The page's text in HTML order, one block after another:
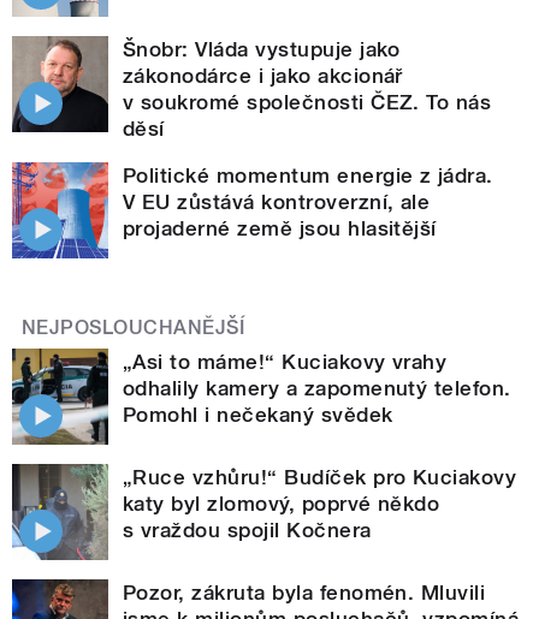
Šnobr: Vláda vystupuje jako
zákonodárce i jako akcionář
v soukromé společnosti ČEZ. To nás
děsí
Politické momentum energie z jádra.
V EU zůstává kontroverzní, ale
projaderné země jsou hlasitější
NEJPOSLOUCHANĚJŠÍ
„Asi to máme!“ Kuciakovy vrahy
odhalily kamery a zapomenutý telefon.
Pomohl i nečekaný svědek
„Ruce vzhůru!“ Budíček pro Kuciakovy
katy byl zlomový, poprvé někdo
s vraždou spojil Kočnera
Pozor, zákruta byla fenomén. Mluvili